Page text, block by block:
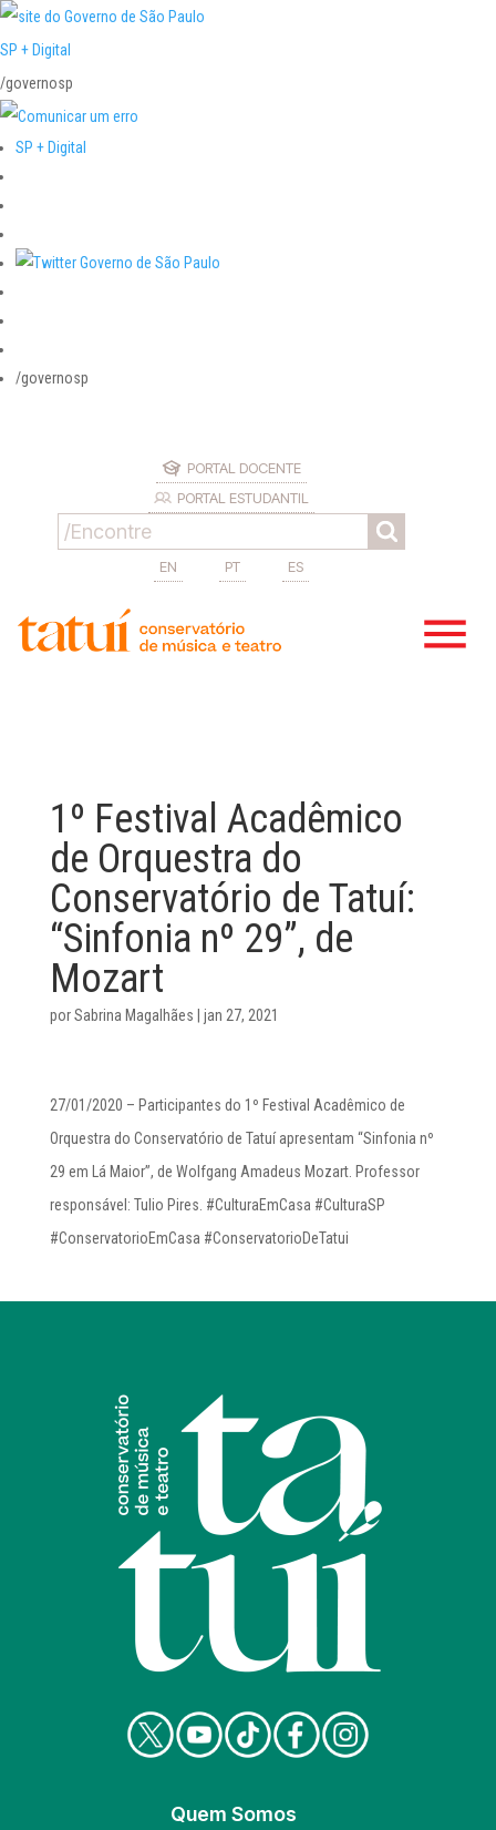
SP + Digital
/governosp
SP + Digital
/governosp
PORTAL DOCENTE
PORTAL ESTUDANTIL
EN PT ES
1º Festival Acadêmico
de Orquestra do
Conservatório de Tatuí:
“Sinfonia nº 29”, de
Mozart
porSabrina Magalhães jan 27, 2021
27/01/2020 – Participantes do 1º Festival Acadêmico de
Orquestra do Conservatório de Tatuí apresentam “Sinfonia nº
29 em Lá Maior”, de Wolfgang Amadeus Mozart. Professor
responsável: Tulio Pires. #CulturaEmCasa #CulturaSP
#ConservatorioEmCasa #ConservatorioDeTatui
Quem Somos